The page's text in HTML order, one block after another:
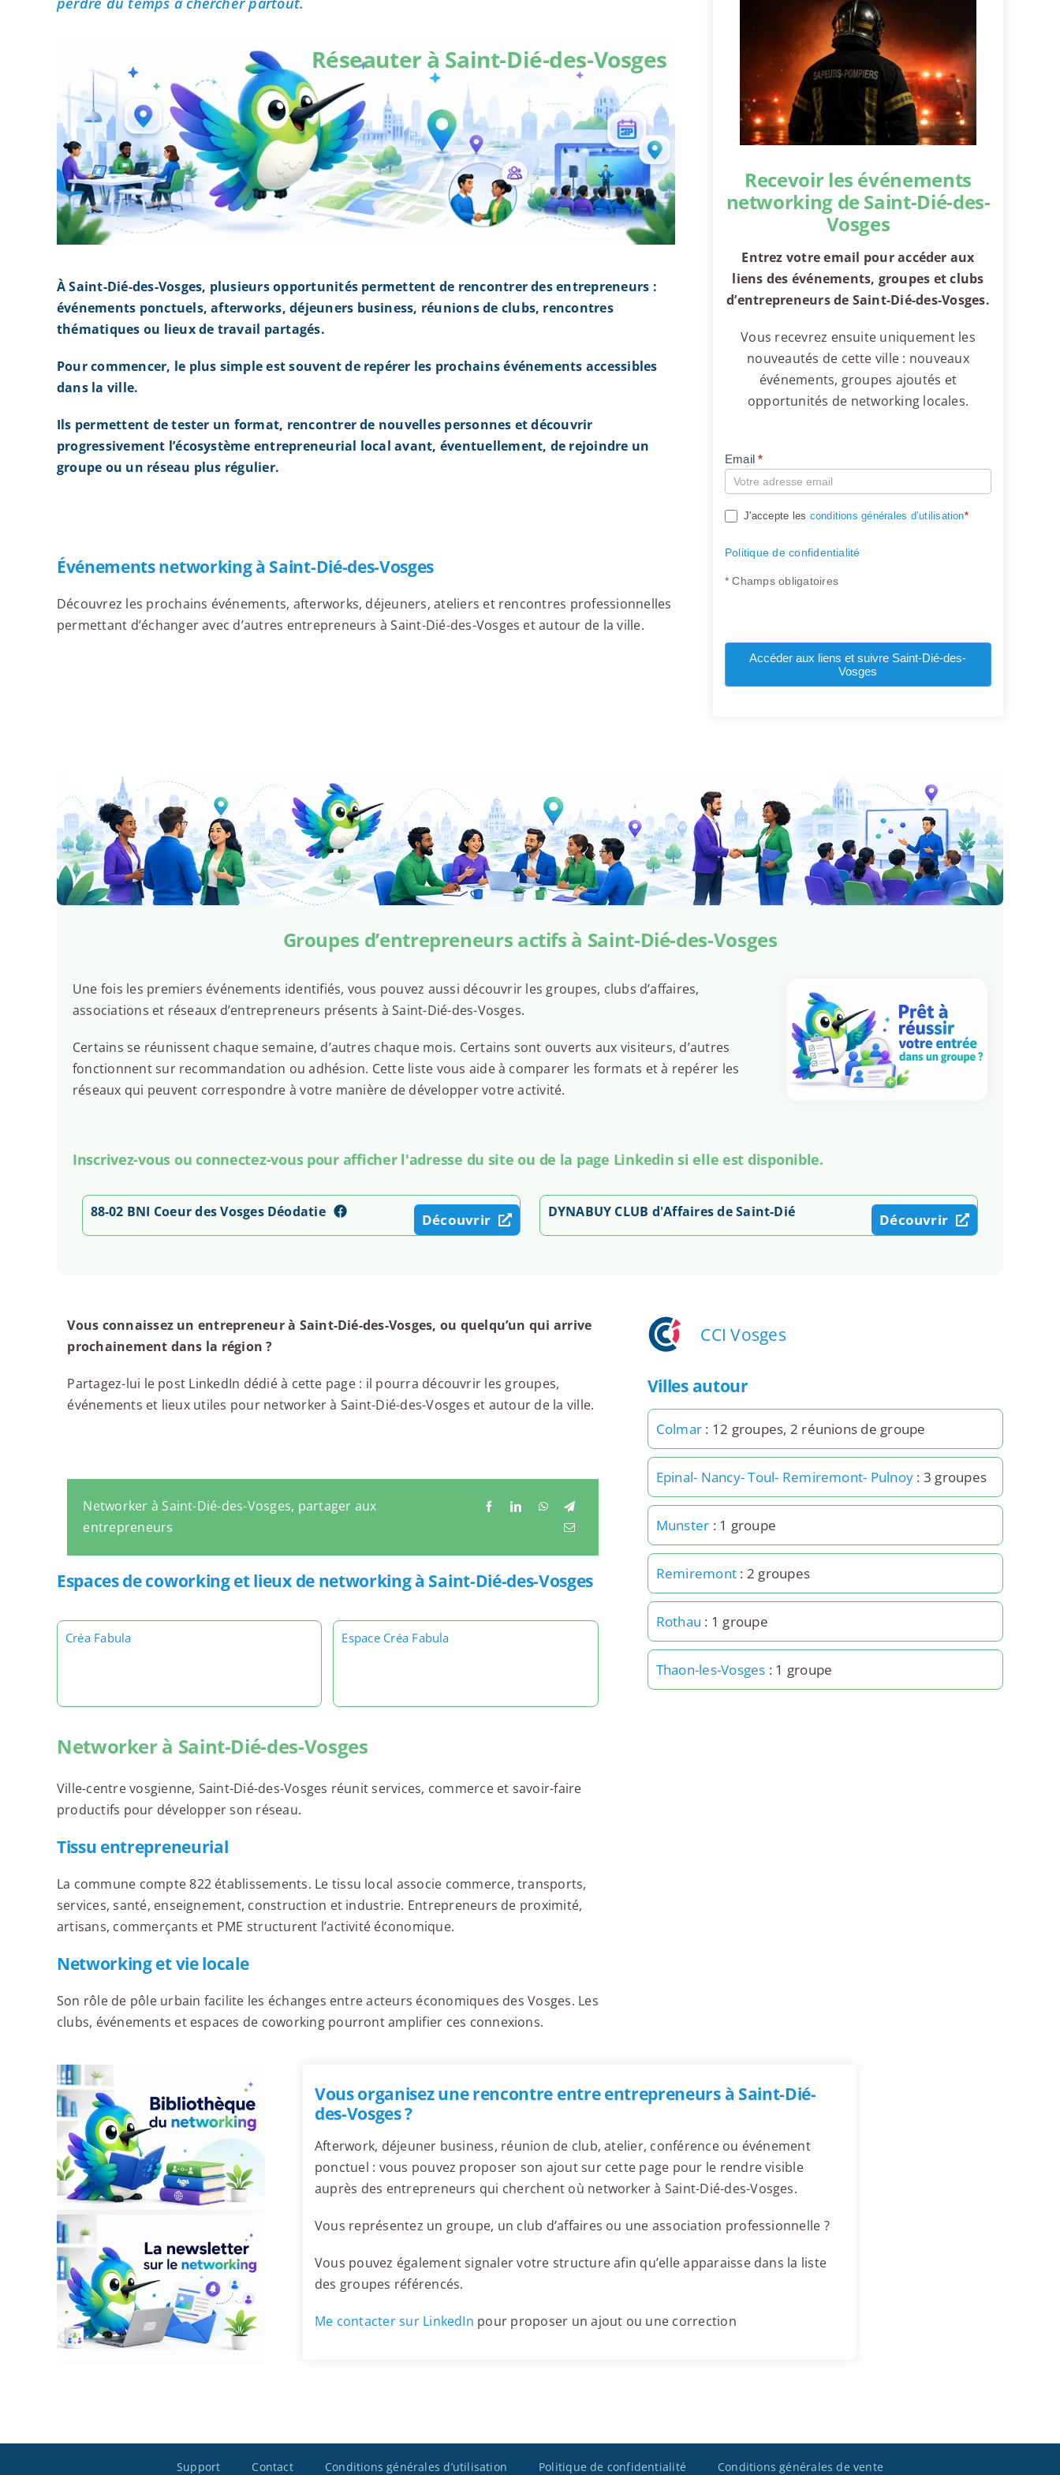
Réseauter à Saint-Dié-des-Vosges
À Saint-Dié-des-Vosges, plusieurs opportunités permettent de rencontrer des entrepreneurs :
événements ponctuels, afterworks, déjeuners business, réunions de clubs, rencontres
thématiques ou lieux de travail partagés.
Pour commencer, le plus simple est souvent de repérer les prochains événements accessibles
dans la ville.
Ils permettent de tester un format, rencontrer de nouvelles personnes et découvrir
progressivement l’écosystème entrepreneurial local avant, éventuellement, de rejoindre un
groupe ou un réseau plus régulier.
Événements networking à Saint-Dié-des-Vosges
Découvrez les prochains événements, afterworks, déjeuners, ateliers et rencontres professionnelles
permettant d’échanger avec d’autres entrepreneurs à Saint-Dié-des-Vosges et autour de la ville.
Recevoir les événements
networking de Saint-Dié-des-
Vosges
Entrez votre email pour accéder aux
liens des événements, groupes et clubs
d’entrepreneurs de Saint-Dié-des-Vosges.
Vous recevrez ensuite uniquement les
nouveautés de cette ville : nouveaux
événements, groupes ajoutés et
opportunités de networking locales.
Compte
Email*
J'accepte les conditions générales d’utilisation*
Politique de confidentialité
* Champs obligatoires
Accéder aux liens et suivre Saint-Dié-des-
Vosges
Groupes d’entrepreneurs actifs à Saint-Dié-des-Vosges
Une fois les premiers événements identifiés, vous pouvez aussi découvrir les groupes, clubs d’affaires,
associations et réseaux d’entrepreneurs présents à Saint-Dié-des-Vosges.
Certains se réunissent chaque semaine, d’autres chaque mois. Certains sont ouverts aux visiteurs, d’autres
fonctionnent sur recommandation ou adhésion. Cette liste vous aide à comparer les formats et à repérer les
réseaux qui peuvent correspondre à votre manière de développer votre activité.
Inscrivez-vous ou connectez-vous pour afficher l'adresse du site ou de la page Linkedin si elle est disponible.
88-02 BNI Coeur des Vosges Déodatie Découvrir DYNABUY CLUB d'Affaires de Saint-Dié Découvrir
Vous connaissez un entrepreneur à Saint-Dié-des-Vosges, ou quelqu’un qui arrive
prochainement dans la région ?
Partagez-lui le post LinkedIn dédié à cette page : il pourra découvrir les groupes,
événements et lieux utiles pour networker à Saint-Dié-des-Vosges et autour de la ville.
Networker à Saint-Dié-des-Vosges, partager aux
entrepreneurs
Espaces de coworking et lieux de networking à Saint-Dié-des-Vosges
Créa Fabula Espace Créa Fabula
Networker à Saint-Dié-des-Vosges
Ville-centre vosgienne, Saint-Dié-des-Vosges réunit services, commerce et savoir-faire
productifs pour développer son réseau.
Tissu entrepreneurial
La commune compte 822 établissements. Le tissu local associe commerce, transports,
services, santé, enseignement, construction et industrie. Entrepreneurs de proximité,
artisans, commerçants et PME structurent l’activité économique.
Networking et vie locale
Son rôle de pôle urbain facilite les échanges entre acteurs économiques des Vosges. Les
clubs, événements et espaces de coworking pourront amplifier ces connexions.
CCI Vosges
Villes autour
Colmar : 12 groupes, 2 réunions de groupe
Epinal- Nancy- Toul- Remiremont- Pulnoy : 3 groupes
Munster : 1 groupe
Remiremont : 2 groupes
Rothau : 1 groupe
Thaon-les-Vosges : 1 groupe
Vous organisez une rencontre entre entrepreneurs à Saint-Dié-
des-Vosges ?
Afterwork, déjeuner business, réunion de club, atelier, conférence ou événement
ponctuel : vous pouvez proposer son ajout sur cette page pour le rendre visible
auprès des entrepreneurs qui cherchent où networker à Saint-Dié-des-Vosges.
Vous représentez un groupe, un club d’affaires ou une association professionnelle ?
Vous pouvez également signaler votre structure afin qu’elle apparaisse dans la liste
des groupes référencés.
Me contacter sur LinkedIn pour proposer un ajout ou une correction
Support Contact Conditions générales d’utilisation Politique de confidentialité Conditions générales de vente